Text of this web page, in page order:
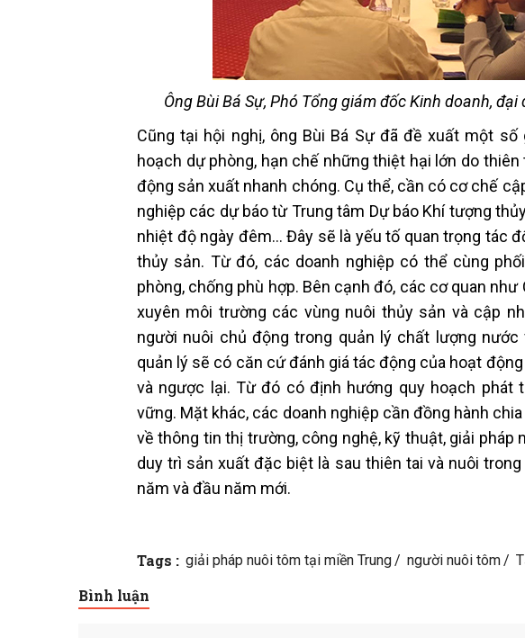
Ông Bùi Bá Sự, Phó Tổng giám đốc Kinh doanh,
Cũng tại hội nghị, ông Bùi Bá Sự đã đề xuất một
hoạch dự phòng, hạn chế những thiệt hại lớn do
động sản xuất nhanh chóng. Cụ thể, cần có cơ chế
nghiệp các dự báo từ Trung tâm Dự báo Khí tượng
nhiệt độ ngày đêm… Đây sẽ là yếu tố quan trọng tác
thủy sản. Từ đó, các doanh nghiệp có thể cùng
phòng, chống phù hợp. Bên cạnh đó, các cơ quan
xuyên môi trường các vùng nuôi thủy sản và cập
người nuôi chủ động trong quản lý chất lượng
quản lý sẽ có căn cứ đánh giá tác động của hoạt
và ngược lại. Từ đó có định hướng quy hoạch phát
vững. Mặt khác, các doanh nghiệp cần đồng hành
về thông tin thị trường, công nghệ, kỹ thuật, giải
duy trì sản xuất đặc biệt là sau thiên tai và nuôi
năm và đầu năm mới.
Tags : giải pháp nuôi tôm tại miền Trung người nuôi tôm
Bình luận